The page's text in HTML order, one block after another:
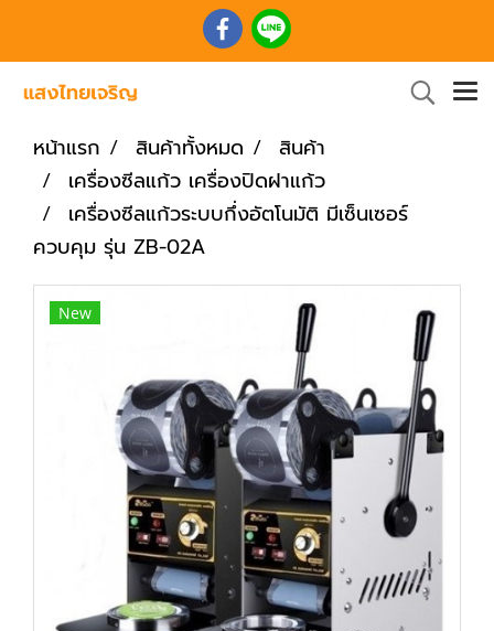
หน้าแรก สินค้าทั้งหมด
สินค้า
เครื่องซีลแก้ว เครื่องปิดฝาแก้ว
เครื่องซีลแก้วระบบกึ่งอัตโนมัติ มีเซ็นเซอร์
ควบคุม รุ่น ZB-02A
New